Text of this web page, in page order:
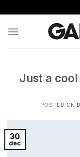
to
content
Just a
POSTED ON
30
dec